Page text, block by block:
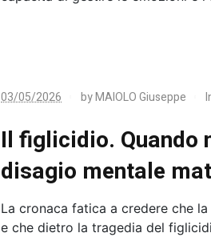
03/05/2026 byMAIOLO Giuseppe
Il figlicidio. Quando
disagio mentale
La cronaca fatica a credere che
e che dietro la tragedia del